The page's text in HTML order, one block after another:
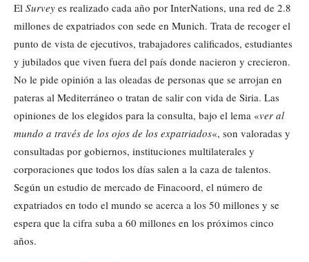
El Survey es realizado cada año por InterNations, una red de 2.8
millones de expatriados con sede en Munich. Trata de recoger el
punto de vista de ejecutivos, trabajadores calificados, estudiantes
y jubilados que viven fuera del país donde nacieron y crecieron.
No le pide opinión a las oleadas de personas que se arrojan en
pateras al Mediterráneo o tratan de salir con vida de Siria. Las
opiniones de los elegidos para la consulta, bajo el lema «ver al
mundo a través de los ojos de los expatriados«, son valoradas y
consultadas por gobiernos, instituciones multilaterales y
corporaciones que todos los días salen a la caza de talentos.
Según un estudio de mercado de Finacoord, el número de
expatriados en todo el mundo se acerca a los 50 millones y se
espera que la cifra suba a 60 millones en los próximos cinco
años.